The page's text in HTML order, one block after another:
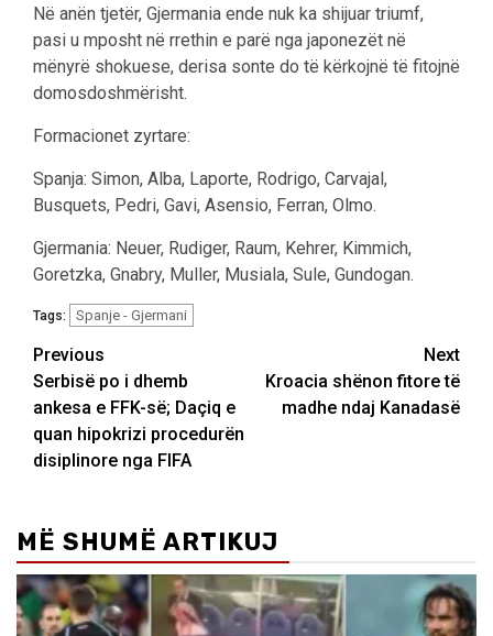
Në anën tjetër, Gjermania ende nuk ka shijuar triumf,
pasi u mposht në rrethin e parë nga japonezët në
mënyrë shokuese, derisa sonte do të kërkojnë të fitojnë
domosdoshmërisht.
Formacionet zyrtare:
Spanja: Simon, Alba, Laporte, Rodrigo, Carvajal,
Busquets, Pedri, Gavi, Asensio, Ferran, Olmo.
Gjermania: Neuer, Rudiger, Raum, Kehrer, Kimmich,
Goretzka, Gnabry, Muller, Musiala, Sule, Gundogan.
Tags: Spanje - Gjermani
Post
navigation
Previous
Serbisë po i dhemb
ankesa e FFK-së; Daçiq e
quan hipokrizi procedurën
disiplinore nga FIFA
Next
Kroacia shënon fitore të
madhe ndaj Kanadasë
MË SHUMË ARTIKUJ